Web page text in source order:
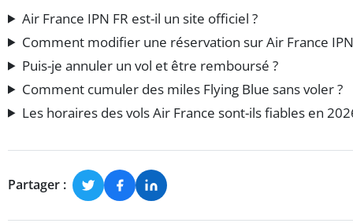
Air France IPN FR est-il un site officiel ?
Comment modifier une réservation sur Air France IPN
Puis-je annuler un vol et être remboursé ?
Comment cumuler des miles Flying Blue sans voler ?
Les horaires des vols Air France sont-ils fiables en
Partager :